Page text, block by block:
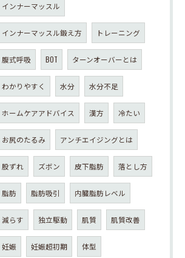
インナーマッスル
インナーマッスル鍛え方 トレーニング
腹式呼吸 BOT ターンオーバーとは
わかりやすく 水分 水分不足
ホームケアアドバイス 漢方 冷たい
お尻のたるみ アンチエイジングとは
股ずれ ズボン 皮下脂肪 落とし方
脂肪 脂肪吸引 内臓脂肪レベル
減らす 独立駆動 肌質 肌質改善
妊娠 妊娠超初期 体型